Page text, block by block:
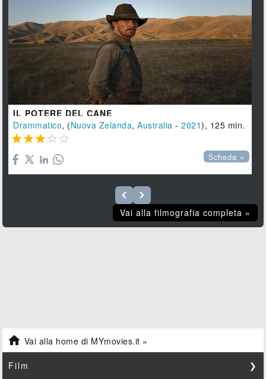
IL POTERE DEL CANE
Drammatico, (Nuova Zelanda,Australia -2021), 125 min.
    
Scheda »
Vai alla filmografia completa »
 Vai alla home di MYmovies.it »
Film ❯